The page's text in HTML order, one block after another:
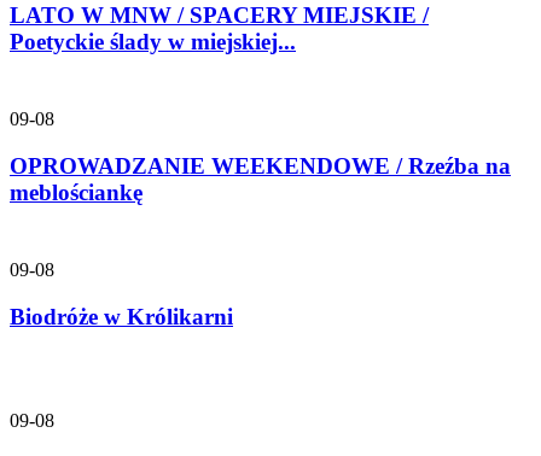
LATO W MNW / SPACERY MIEJSKIE /
Poetyckie ślady w miejskiej...
09-08
OPROWADZANIE WEEKENDOWE / Rzeźba na
meblościankę
09-08
Biodróże w Królikarni
09-08